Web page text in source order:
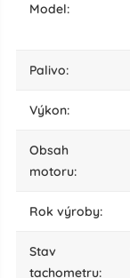
model:
palivo:
výkon:
obsah
motoru:
rok výroby:
stav
tachometru: